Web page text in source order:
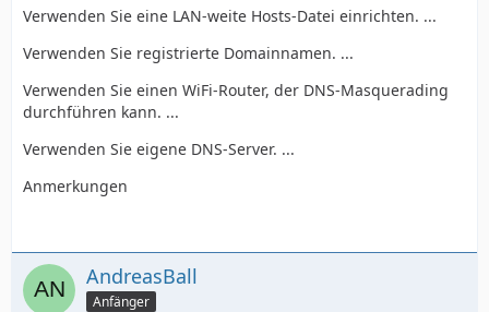
Verwenden Sie eine LAN-weite Hosts-Datei einrichten. ...
Verwenden Sie registrierte Domainnamen. ...
Verwenden Sie einen WiFi-Router, der DNS-Masquerading
durchführen kann. ...
Verwenden Sie eigene DNS-Server. ...
Anmerkungen
AndreasBall
Anfänger